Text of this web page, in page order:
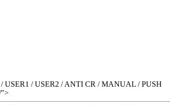
USER1 / USER2 / ANTI CR / MANUAL / PUSH
">